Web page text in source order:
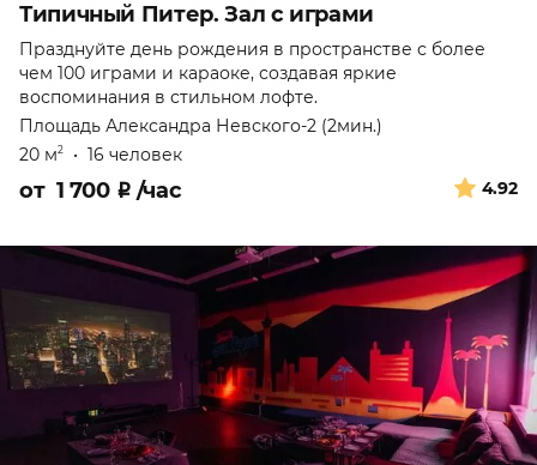
Типичный Питер. Зал с играми
Празднуйте день рождения в пространстве с более
чем 100 играми и караоке, создавая яркие
воспоминания в стильном лофте.
Площадь Александра Невского-2 (2мин.)
20 м2 • 16 человек
4.92
от 1 700 ₽ /час